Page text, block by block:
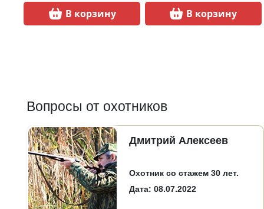
В корзину В корзину
Вопросы от охотников
Дмитрий Алексеев
Охотник со стажем 30 лет.
Дата: 08.07.2022